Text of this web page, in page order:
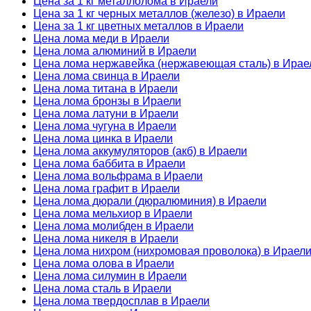
Цена за 1 кг черных металлов (железо) в Ираели
Цена за 1 кг цветных металлов в Ираели
Цена лома меди в Ираели
Цена лома алюминий в Ираели
Цена лома нержавейка (нержавеющая сталь) в
Цена лома свинца в Ираели
Цена лома титана в Ираели
Цена лома бронзы в Ираели
Цена лома латуни в Ираели
Цена лома чугуна в Ираели
Цена лома цинка в Ираели
Цена лома аккумуляторов (акб) в Ираели
Цена лома баббита в Ираели
Цена лома вольфрама в Ираели
Цена лома графит в Ираели
Цена лома дюрали (дюралюминия) в Ираели
Цена лома мельхиор в Ираели
Цена лома молибден в Ираели
Цена лома никеля в Ираели
Цена лома нихром (нихромовая проволока) в Ираели
Цена лома олова в Ираели
Цена лома силумин в Ираели
Цена лома сталь в Ираели
Цена лома твердосплав в Ираели